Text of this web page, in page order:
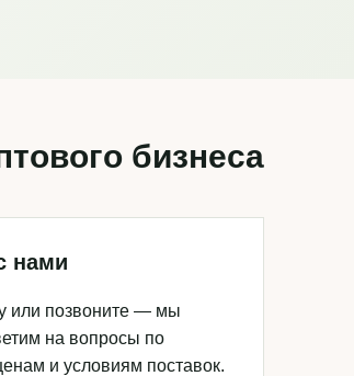
бизнеса
нами
или позвоните — мы
на вопросы по
и условиям поставок.